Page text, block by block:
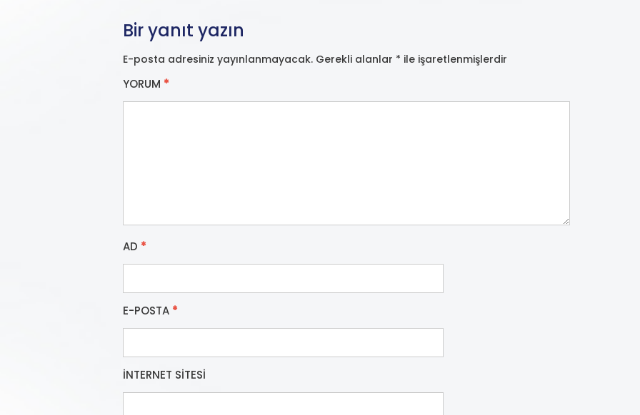
Bir yanıt yazın
E-posta adresiniz yayınlanmayacak. Gerekli alanlar * ile işaretlenmişlerdir
YORUM *
AD *
E-POSTA *
İNTERNET SITESI